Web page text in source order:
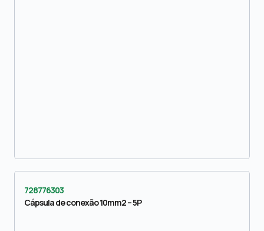
728776303
Cápsula de conexão 10mm2 – 5P